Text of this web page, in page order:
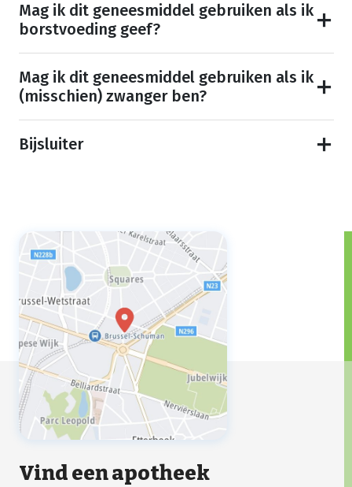
Mag ik dit geneesmiddel gebruiken als ik
borstvoeding geef?
Mag ik dit geneesmiddel gebruiken als ik
(misschien) zwanger ben?
Bijsluiter
Vind een apotheek